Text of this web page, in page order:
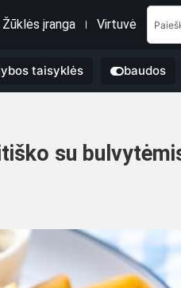
Žūklės įranga Virtuvė
taisyklės baudos
su